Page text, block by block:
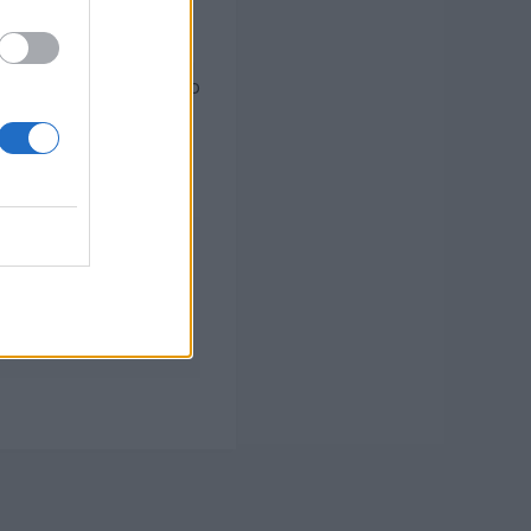
en Sesión Plenaria
por el artículo
de crédito,
setecientos
correspondiente al